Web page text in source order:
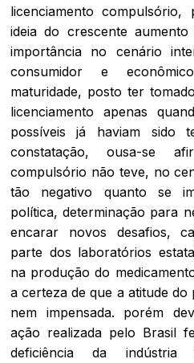
licenciamento
ideia do crescente
importância no cenário
consumidor e
maturidade, posto ter
licenciamento apenas
possíveis já haviam sido
constatação, ousa-se
compulsório não teve, no
tão negativo quanto se
política, determinação para
encarar novos desafios,
parte dos laboratórios
na produção do
a certeza de que a atitude
nem impensada. porém
ação realizada pelo Brasil
deficiência da indústria